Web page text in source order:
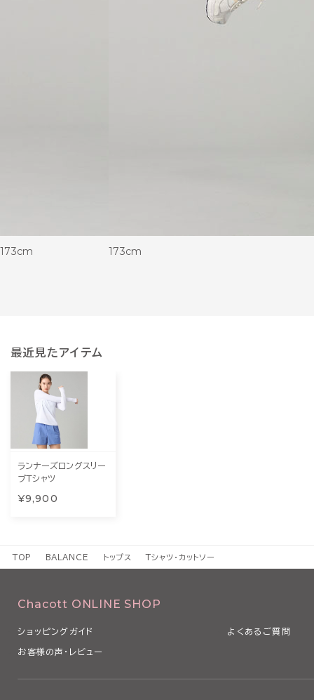
173cm 173cm
最近見たアイテム
ランナーズロングスリー
ブTシャツ
¥9,900
TOP BALANCE トップス Tシャツ・カットソー
Chacott ONLINE SHOP
ショッピングガイド よくあるご質問
お客様の声・レビュー